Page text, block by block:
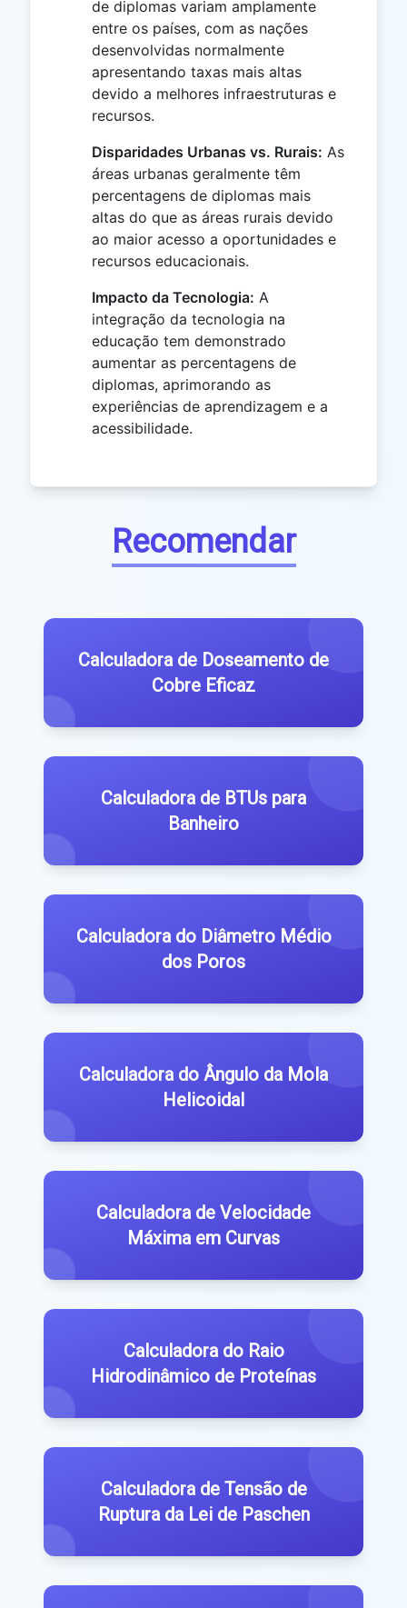
de diplomas variam amplamente
entre os países, com as nações
desenvolvidas normalmente
apresentando taxas mais altas
devido a melhores infraestruturas e
recursos.
Disparidades Urbanas vs. Rurais: As
áreas urbanas geralmente têm
percentagens de diplomas mais
altas do que as áreas rurais devido
ao maior acesso a oportunidades e
recursos educacionais.
Impacto da Tecnologia: A
integração da tecnologia na
educação tem demonstrado
aumentar as percentagens de
diplomas, aprimorando as
experiências de aprendizagem e a
acessibilidade.
Recomendar
Calculadora de Doseamento de
Cobre Eficaz
Calculadora de BTUs para
Banheiro
Calculadora do Diâmetro Médio
dos Poros
Calculadora do Ângulo da Mola
Helicoidal
Calculadora de Velocidade
Máxima em Curvas
Calculadora do Raio
Hidrodinâmico de Proteínas
Calculadora de Tensão de
Ruptura da Lei de Paschen